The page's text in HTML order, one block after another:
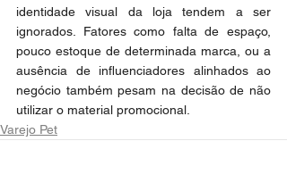
identidade visual da loja tendem a ser
ignorados. Fatores como falta de espaço,
pouco estoque de determinada marca, ou a
ausência de influenciadores alinhados ao
negócio também pesam na decisão de não
utilizar o material promocional.
Varejo Pet